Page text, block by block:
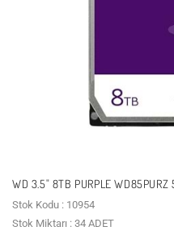
WD 3.5" 8TB PURPLE WD85PURZ
DISKI
Stok Kodu : 10954
Stok Miktarı : 34 ADET